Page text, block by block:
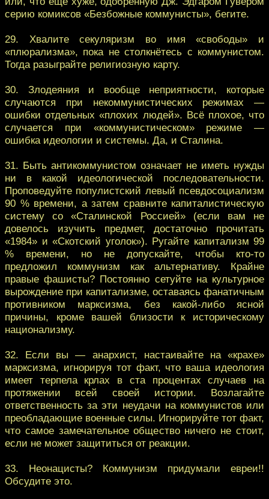
серию комиксов «Безбожные коммунисты», бегите.
29. Хвалите секуляризм во имя «свободы» и
«плюрализма», пока не столкнётесь с коммунистом.
Тогда разыграйте религиозную карту.
30. Злодеяния и вообще неприятности, которые
случаются при некоммунистических режимах —
ошибки отдельных «плохих людей». Всё плохое, что
случается при «коммунистическом» режиме —
ошибка идеологии и системы. Да, и Сталина.
31. Быть антикоммунистом означает не иметь нужды
ни в какой идеологической последовательности.
Проповедуйте популистский левый псевдосоциализм
90 % времени, а затем сравните капиталистическую
систему со «Сталинской Россией» (если вам не
довелось изучить предмет, достаточно прочитать
«1984» и «Скотский уголок»). Ругайте капитализм 99
% времени, но не допускайте, чтобы кто-то
предложил коммунизм как альтернативу. Крайне
правые фашисты? Постоянно сетуйте на культурное
вырождение при капитализме, оставаясь фанатичным
противником марксизма, без какой-либо ясной
причины, кроме вашей близости к историческому
национализму.
32. Если вы — анархист, настаивайте на «крахе»
марксизма, игнорируя тот факт, что ваша идеология
имеет терпела крлах в ста процентах случаев на
протяжении всей своей истории. Возлагайте
ответственность за эти неудачи на коммунистов или
преобладающие военные силы. Игнорируйте тот факт,
что самое замечательное общество ничего не стоит,
если не может защититься от реакции.
33. Неонацисты? Коммунизм придумали евреи!!
Обсудите это.